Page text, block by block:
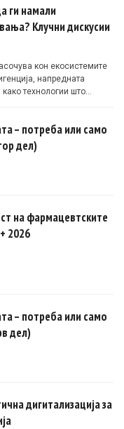
ги намали
Клучни дискусии
кон екосистемите
напредната
како технологии што
– потреба или само
дел)
на фармацевтските
2026
– потреба или само
дел)
дигитализација за